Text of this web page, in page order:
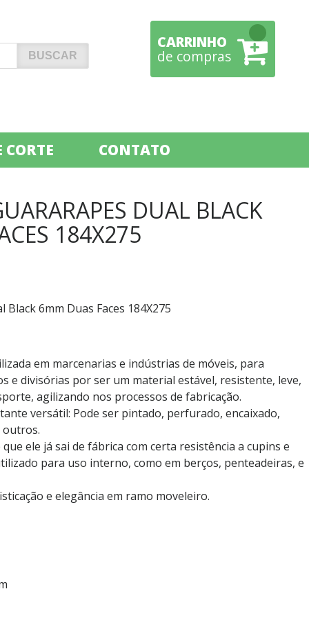
CARRINHO
de compras
CONTATO
DUAL BLACK
184X275
6mm Duas Faces 184X275
em marcenarias e indústrias de móveis, para
e divisórias por ser um material estável, resistente, leve,
agilizando nos processos de fabricação.
versátil: Pode ser pintado, perfurado, encaixado,
outros.
ele já sai de fábrica com certa resistência a cupins e
para uso interno, como em berços, penteadeiras, e
e elegância em ramo moveleiro.